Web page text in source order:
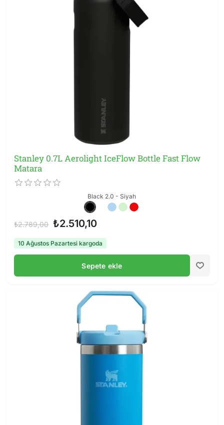
Stanley 0.7L Aerolight IceFlow Bottle Fast Flow
Matara
Black 2.0 - Siyah
₺2.789,00 ₺2.510,10
10 Ağustos Pazartesi kargoda
Sepete ekle